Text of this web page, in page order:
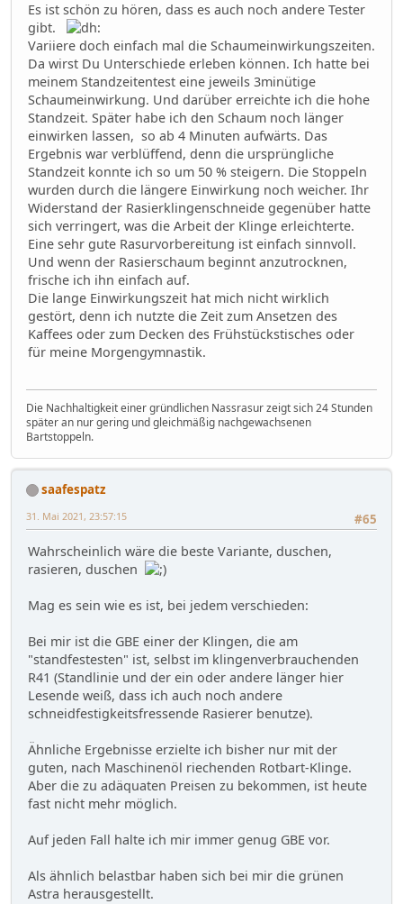
Es ist schön zu hören, dass es auch noch andere Tester
gibt.
Variiere doch einfach mal die Schaumeinwirkungszeiten.
Da wirst Du Unterschiede erleben können. Ich hatte bei
meinem Standzeitentest eine jeweils 3minütige
Schaumeinwirkung. Und darüber erreichte ich die hohe
Standzeit. Später habe ich den Schaum noch länger
einwirken lassen, so ab 4 Minuten aufwärts. Das
Ergebnis war verblüffend, denn die ursprüngliche
Standzeit konnte ich so um 50 % steigern. Die Stoppeln
wurden durch die längere Einwirkung noch weicher. Ihr
Widerstand der Rasierklingenschneide gegenüber hatte
sich verringert, was die Arbeit der Klinge erleichterte.
Eine sehr gute Rasurvorbereitung ist einfach sinnvoll.
Und wenn der Rasierschaum beginnt anzutrocknen,
frische ich ihn einfach auf.
Die lange Einwirkungszeit hat mich nicht wirklich
gestört, denn ich nutzte die Zeit zum Ansetzen des
Kaffees oder zum Decken des Frühstückstisches oder
für meine Morgengymnastik.
Die Nachhaltigkeit einer gründlichen Nassrasur zeigt sich 24 Stunden
später an nur gering und gleichmäßig nachgewachsenen
Bartstoppeln.
saafespatz
#65
31. Mai 2021, 23:57:15
Wahrscheinlich wäre die beste Variante, duschen,
rasieren, duschen
Mag es sein wie es ist, bei jedem verschieden:
Bei mir ist die GBE einer der Klingen, die am
"standfestesten" ist, selbst im klingenverbrauchenden
R41 (Standlinie und der ein oder andere länger hier
Lesende weiß, dass ich auch noch andere
schneidfestigkeitsfressende Rasierer benutze).
Ähnliche Ergebnisse erzielte ich bisher nur mit der
guten, nach Maschinenöl riechenden Rotbart-Klinge.
Aber die zu adäquaten Preisen zu bekommen, ist heute
fast nicht mehr möglich.
Auf jeden Fall halte ich mir immer genug GBE vor.
Als ähnlich belastbar haben sich bei mir die grünen
Astra herausgestellt.